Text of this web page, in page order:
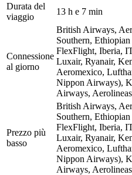
Durata del
viaggio
13 h e 7 min
Connessione
al giorno
British Airways,
Southern,
FlexFlight, Iberia,
Luxair, Ryanair,
Aeromexico,
Nippon Airways),
Airways,
Prezzo più
basso
British Airways,
Southern,
FlexFlight, Iberia,
Luxair, Ryanair,
Aeromexico,
Nippon Airways),
Airways,